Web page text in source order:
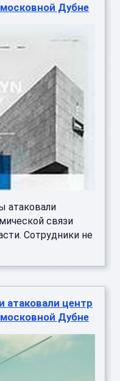
Дубне
атаковали
связи
Сотрудники не
атаковали центр
Дубне